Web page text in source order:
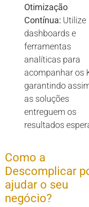
Otimização
Contínua: Utilize
dashboards e
ferramentas
analíticas para
acompanhar os
garantindo
as soluções
entreguem os
resultados
Como a
Descomplicar
ajudar o seu
negócio?